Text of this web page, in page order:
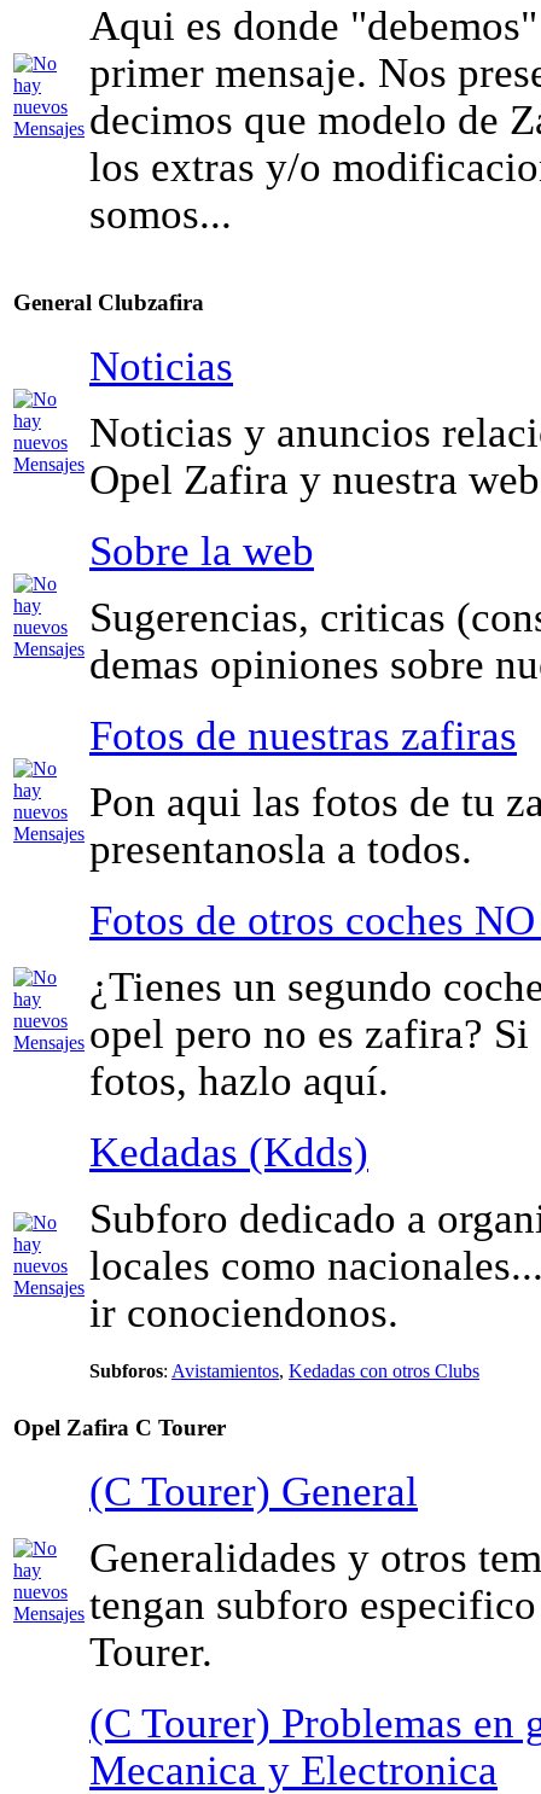
Aqui es donde
primer mensaje. Nos
decimos que modelo de
los extras y/o
somos...
General Clubzafira
Noticias
Noticias y anuncios
Opel Zafira y nuestra
Sobre la web
Sugerencias, criticas
demas opiniones sobre
Fotos de nuestras zafiras
Pon aqui las fotos de tu
presentanosla a todos.
Fotos de otros coches
¿Tienes un segundo
opel pero no es zafira?
fotos, hazlo aquí.
Kedadas (Kdds)
Subforo dedicado a
locales como
ir conociendonos.
Subforos: Avistamientos, Kedadas con otros Clubs
Opel Zafira C Tourer
(C Tourer) General
Generalidades y otros
tengan subforo
Tourer.
(C Tourer) Problemas en
Mecanica y Electronica